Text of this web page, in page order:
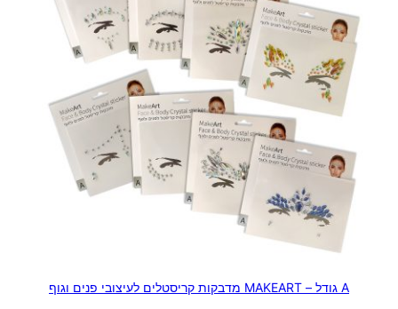
A גודל – MAKEART מדבקות קריסטלים לעיצובי פנים וגוף